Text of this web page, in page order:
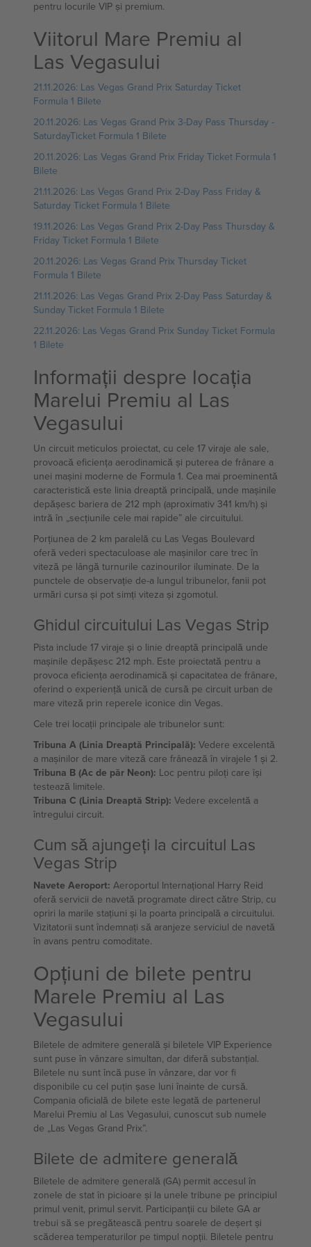
pentru locurile VIP și premium.
Viitorul Mare Premiu al
Las Vegasului
21.11.2026: Las Vegas Grand Prix Saturday Ticket
Formula 1 Bilete
20.11.2026: Las Vegas Grand Prix 3-Day Pass Thursday -
SaturdayTicket Formula 1 Bilete
20.11.2026: Las Vegas Grand Prix Friday Ticket Formula 1
Bilete
21.11.2026: Las Vegas Grand Prix 2-Day Pass Friday &
Saturday Ticket Formula 1 Bilete
19.11.2026: Las Vegas Grand Prix 2-Day Pass Thursday &
Friday Ticket Formula 1 Bilete
20.11.2026: Las Vegas Grand Prix Thursday Ticket
Formula 1 Bilete
21.11.2026: Las Vegas Grand Prix 2-Day Pass Saturday &
Sunday Ticket Formula 1 Bilete
22.11.2026: Las Vegas Grand Prix Sunday Ticket Formula
1 Bilete
Informații despre locația
Marelui Premiu al Las
Vegasului
Un circuit meticulos proiectat, cu cele 17 viraje ale sale,
provoacă eficiența aerodinamică și puterea de frânare a
unei mașini moderne de Formula 1. Cea mai proeminentă
caracteristică este linia dreaptă principală, unde mașinile
depășesc bariera de 212 mph (aproximativ 341 km/h) și
intră în „secțiunile cele mai rapide” ale circuitului.
Porțiunea de 2 km paralelă cu Las Vegas Boulevard
oferă vederi spectaculoase ale mașinilor care trec în
viteză pe lângă turnurile cazinourilor iluminate. De la
punctele de observație de-a lungul tribunelor, fanii pot
urmări cursa și pot simți viteza și zgomotul.
Ghidul circuitului Las Vegas Strip
Pista include 17 viraje și o linie dreaptă principală unde
mașinile depășesc 212 mph. Este proiectată pentru a
provoca eficiența aerodinamică și capacitatea de frânare,
oferind o experiență unică de cursă pe circuit urban de
mare viteză prin reperele iconice din Vegas.
Cele trei locații principale ale tribunelor sunt:
Tribuna A (Linia Dreaptă Principală): Vedere excelentă
a mașinilor de mare viteză care frânează în virajele 1 și 2.
Tribuna B (Ac de păr Neon): Loc pentru piloți care își
testează limitele.
Tribuna C (Linia Dreaptă Strip): Vedere excelentă a
întregului circuit.
Cum să ajungeți la circuitul Las
Vegas Strip
Navete Aeroport: Aeroportul Internațional Harry Reid
oferă servicii de navetă programate direct către Strip, cu
opriri la marile stațiuni și la poarta principală a circuitului.
Vizitatorii sunt îndemnați să aranjeze serviciul de navetă
în avans pentru comoditate.
Opțiuni de bilete pentru
Marele Premiu al Las
Vegasului
Biletele de admitere generală și biletele VIP Experience
sunt puse în vânzare simultan, dar diferă substanțial.
Biletele nu sunt încă puse în vânzare, dar vor fi
disponibile cu cel puțin șase luni înainte de cursă.
Compania oficială de bilete este legată de partenerul
Marelui Premiu al Las Vegasului, cunoscut sub numele
de „Las Vegas Grand Prix”.
Bilete de admitere generală
Biletele de admitere generală (GA) permit accesul în
zonele de stat în picioare și la unele tribune pe principiul
primul venit, primul servit. Participanții cu bilete GA ar
trebui să se pregătească pentru soarele de deșert și
scăderea temperaturilor pe timpul nopții. Biletele pentru